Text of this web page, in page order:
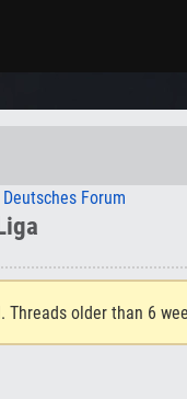
Deutsches Forum
Threads older than 6